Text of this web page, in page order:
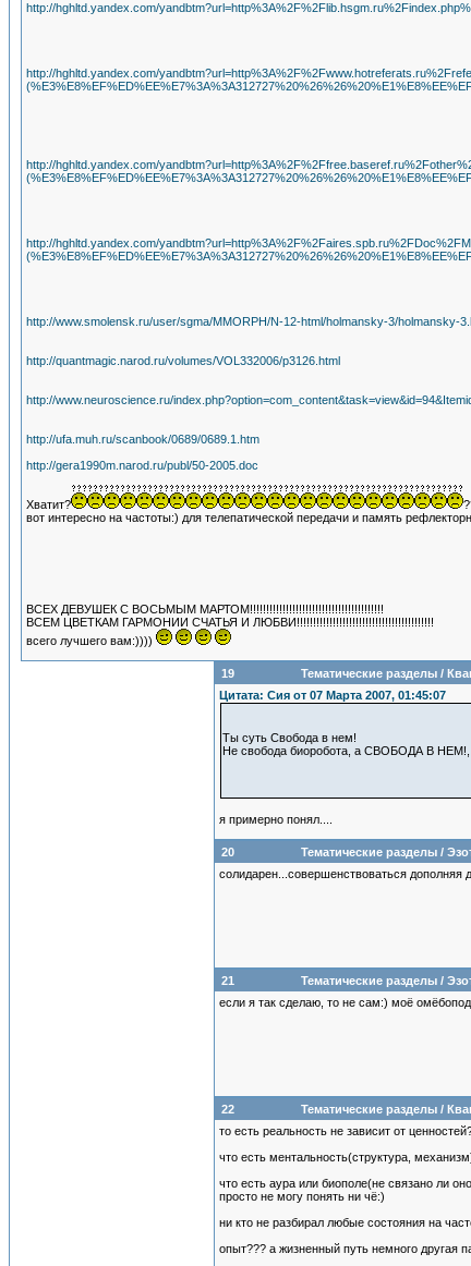
http://hghltd.yandex.com/
http://hghltd.yandex.com/
http://hghltd.yandex.com/
http://hghltd.yandex.com/
http://www.smolensk.ru/user/sgma/MMORPH/N-12-html/holmansky-3/holmansky-
http://quantmagic.narod.ru/volumes/VOL332006/p3126.html
http://www.neuroscience.ru/
http://ufa.muh.ru/scanbook/0689/0689.1.htm
http://gera1990m.narod.ru/publ/50-2005.doc
Хватит?
вот интересно на частоты:) для телепатической передачи и память
ВСЕХ ДЕВУШЕК С ВОСЬМЫМ МАРТОМ!!!!!!!!!!!!!!!!!!!!!!!!!!!!!!!!!!!!!!!!!
ВСЕМ ЦВЕТКАМ ГАРМОНИИ СЧАТЬЯ И ЛЮБВИ!!!!!!!!!!!!!!!!!!!!!!!!!!!!!!!!!!!!!!!!!!
всего лучшего вам:))))
19 Тематические разделы /
Цитата: Сия от 07 Марта 2007, 01:45:07
Ты суть Свобода в нем!
Не свобода биоробота, а СВОБОДА В НЕМ!,
я примерно понял....
20 Тематические разделы /
солидарен...совершенствоваться дополняя
21 Тематические разделы /
если я так сделаю, то не сам:) моё
22 Тематические разделы /
то есть реальность не зависит от
что есть ментальность(структура,
что есть аура или биополе(не связано ли
просто не могу понять ни чё:)
ни кто не разбирал любые состояния на
опыт??? а жизненный путь немного другая